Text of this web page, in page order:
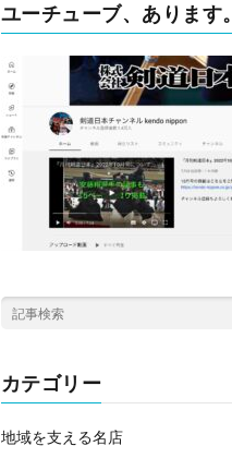
ユーチューブ、あります。
カテゴリー
地域を支える名店